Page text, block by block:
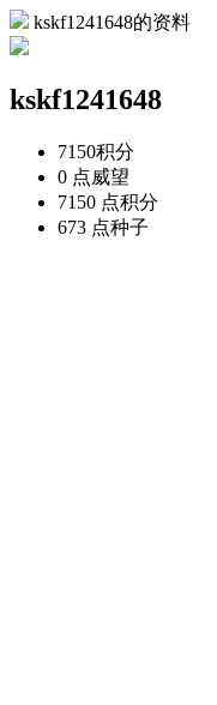
kskf1241648的资料
kskf1241648
7150积分
0 点威望
7150 点积分
673 点种子